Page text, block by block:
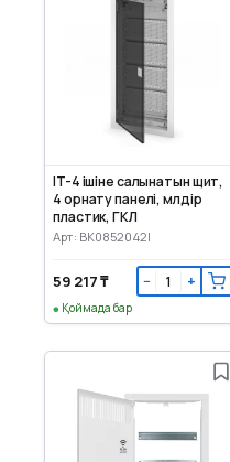
IT-4 ішіне салынатын щит,
4 орнату панелі, мөлдір
пластик, ГКЛ
Арт: BK0852042I
59 217 ₸ − +
Қоймада бар